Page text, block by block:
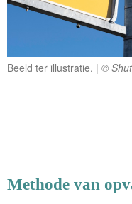
Beeld ter illustratie. ©
Methode van